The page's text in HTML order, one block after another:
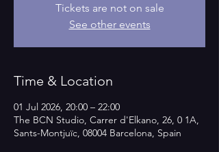
Tickets are not on sale
See other events
Time & Location
01 Jul 2026, 20:00 – 22:00
The BCN Studio, Carrer d'Elkano, 26, 0 1A,
Sants-Montjuïc, 08004 Barcelona, Spain